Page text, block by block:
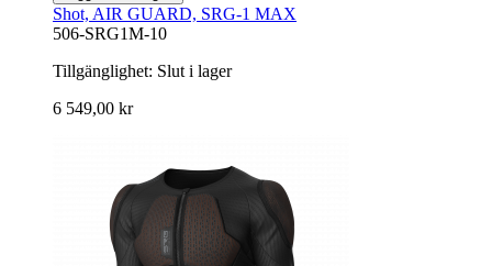
Shot, AIR GUARD, SRG-1 MAX
506-SRG1M-10
Tillgänglighet: Slut i lager
6 549,00 kr